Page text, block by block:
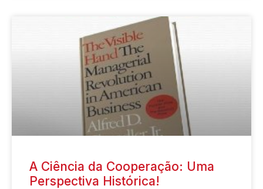
A Ciência da Cooperação: Uma
Perspectiva Histórica!